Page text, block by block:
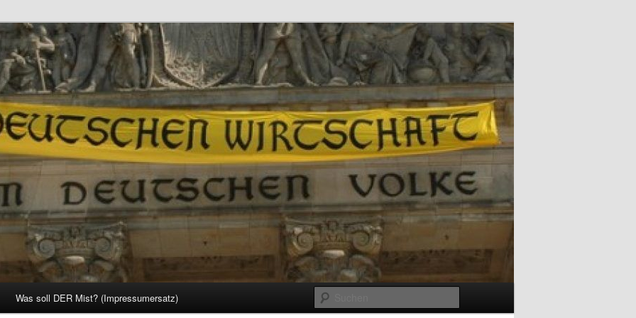
Was soll DER Mist? (Impressumersatz)